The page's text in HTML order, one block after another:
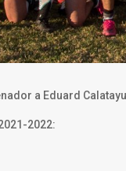
a Eduard
2022: